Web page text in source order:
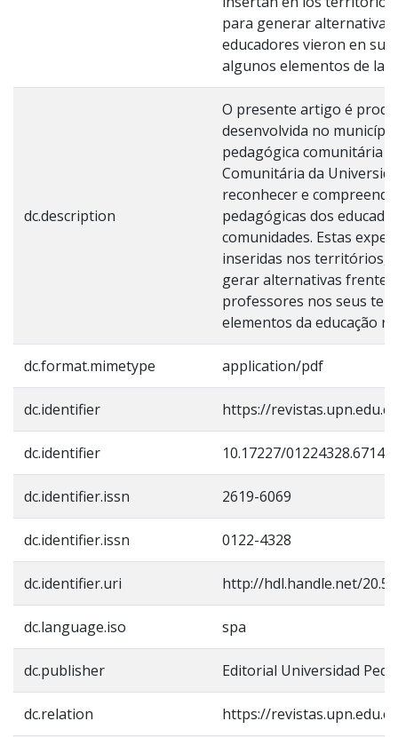
para generar
educadores vieron en
algunos elementos de la
dc.description
O presente artigo é
desenvolvida no
pedagógica comunitária
Comunitária da
reconhecer e
pedagógicas dos
comunidades. Estas
inseridas nos territórios,
gerar alternativas frente
professores nos seus
elementos da educação
dc.format.mimetype application/pdf
dc.identifier https://
dc.identifier 10.17227/01224328.6714
dc.identifier.issn 2619-6069
dc.identifier.issn 0122-4328
dc.identifier.uri http://hdl.handle.net/
dc.language.iso spa
dc.publisher Editorial Universidad
dc.relation https://